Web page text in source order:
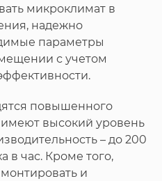
микроклимат в
надежно
параметры
с учетом
повышенного
имеют высокий уровень
– до 200
в час. Кроме того,
и